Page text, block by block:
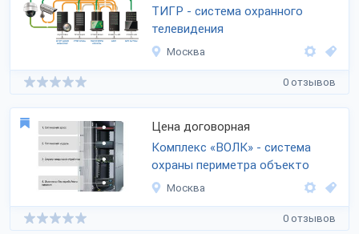
ТИГР - система охранного
телевидения
Москва
0 отзывов
Цена договорная
Комплекс «ВОЛК» - система
охраны периметра объекто
Москва
0 отзывов